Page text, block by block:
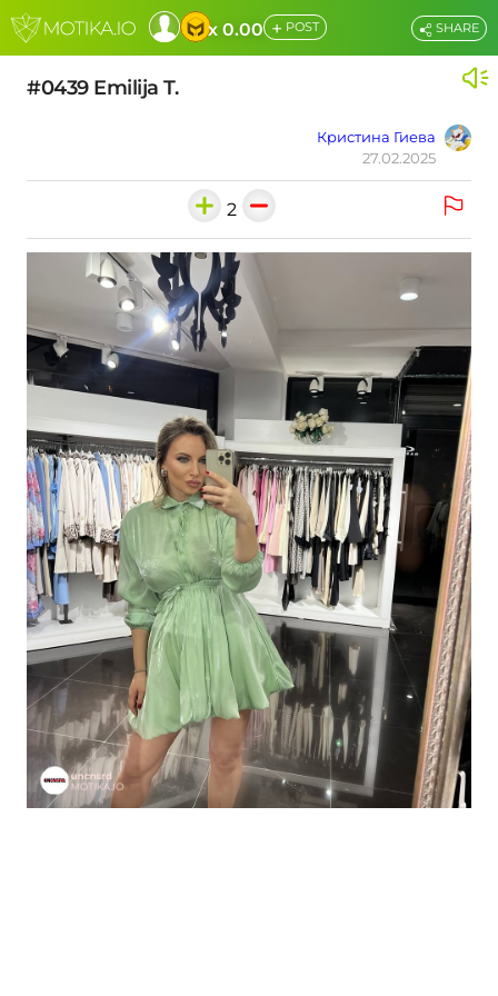
x 0.00 + POST
#0439 Emilija T.
Кристина Гиева
27.02.2025
SHARE
2